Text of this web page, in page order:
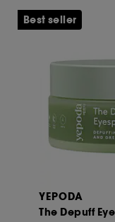
YEPODA
The Depuff
Best seller